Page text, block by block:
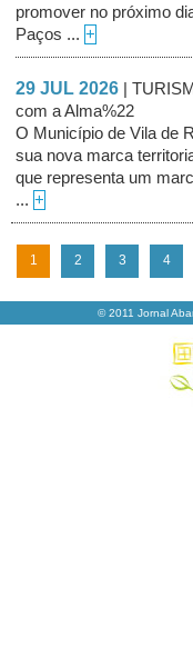
promover no próximo
Paços ... +
29 JUL 2026
|
com a Alma%22
O Município de Vila de
sua nova marca
que representa um
... +
1 2 3 4
© 2011 Jornal